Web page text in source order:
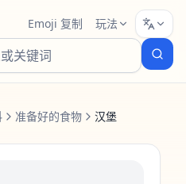
Emoji 复制 玩法
准备好的食物 汉堡